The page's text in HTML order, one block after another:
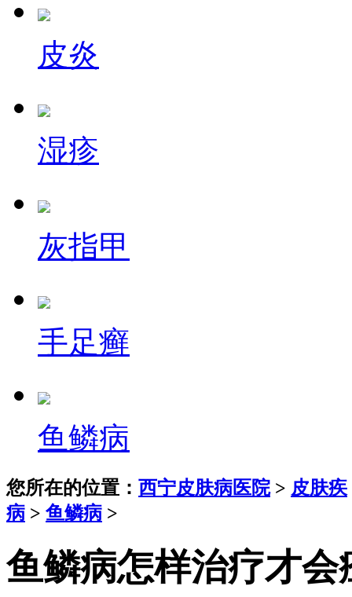
皮炎
湿疹
灰指甲
手足癣
鱼鳞病
您所在的位置： 西宁皮肤病医院> 皮肤疾
病 > 鱼鳞病 >
鱼鳞病怎样治疗才会